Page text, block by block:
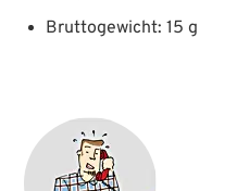
Bruttogewicht: 15 g